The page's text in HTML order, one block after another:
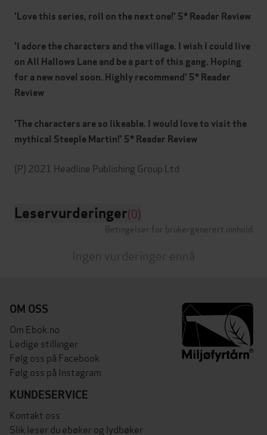
'Love this series, roll on the next one!' 5* Reader Review
'I adore the characters and the village. I wish I could live
on All Hallows Lane and be a part of this gang. Hoping
for a new novel soon. Highly recommend' 5* Reader
Review
'The characters are so likeable. I would love to visit the
mythical Steeple Martin!' 5* Reader Review
Leservurderinger(0)
Betingelser for brukergenerert innhold
Ingen vurderinger ennå
OM OSS
Om Ebok.no
Ledige stillinger
Følg oss på Facebook
Følg oss på Instagram
KUNDESERVICE
Kontakt oss
Slik leser du ebøker og lydbøker